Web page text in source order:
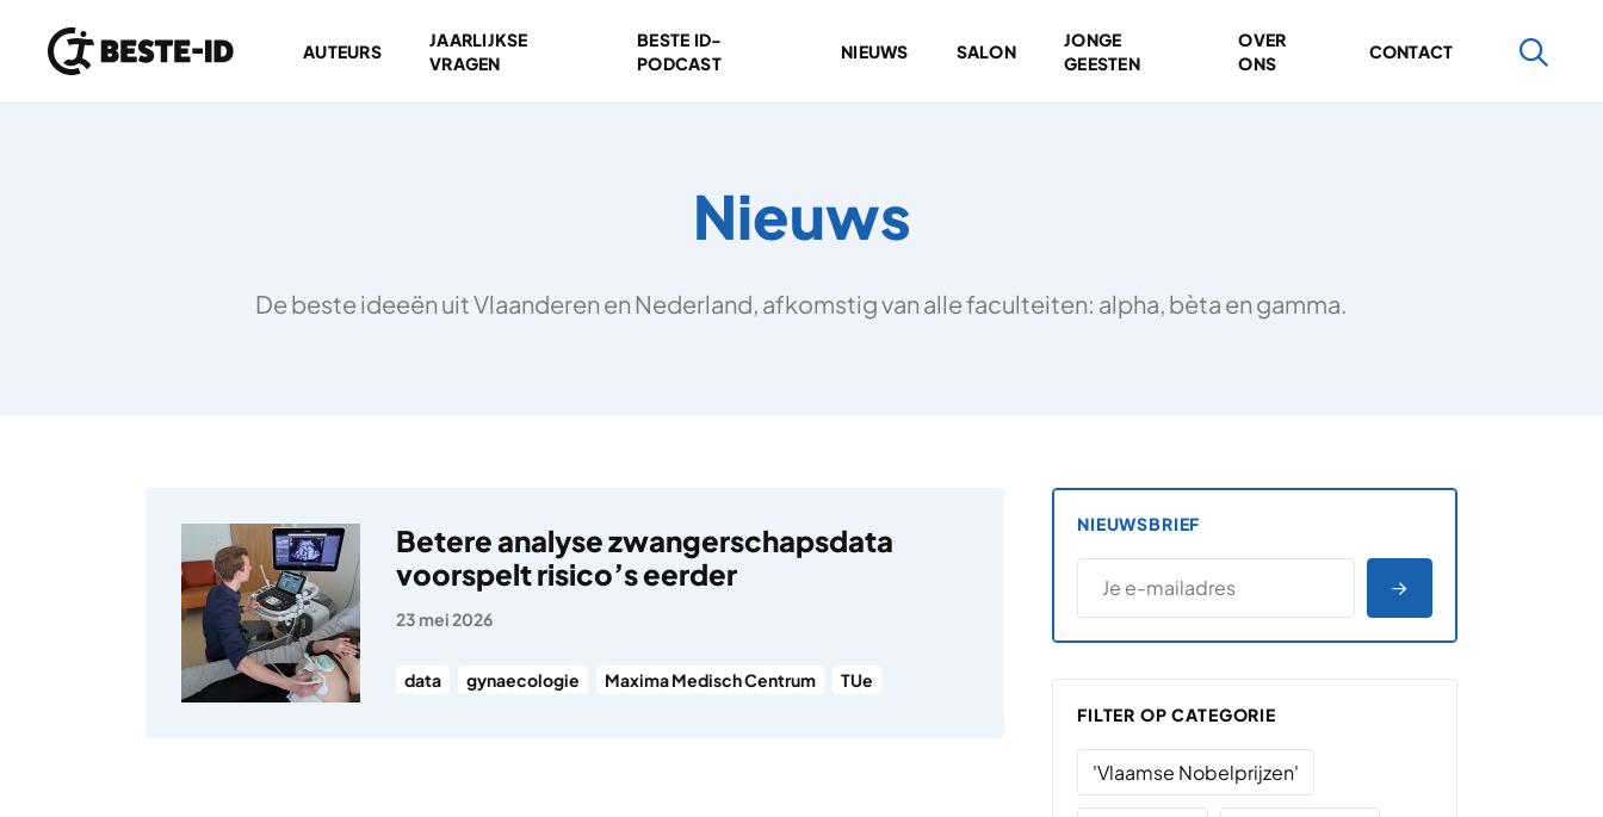
Ga naar inhoud
AUTEURS
JAARLIJKSE
VRAGEN
BESTE ID-
PODCAST
NIEUWS SALON
JONGE
GEESTEN
OVER
ONS
CONTACT
Nieuws
De beste ideeën uit Vlaanderen en Nederland, afkomstig van alle faculteiten: alpha, bèta en gamma.
Betere analyse zwangerschapsdata
voorspelt risico’s eerder
23 mei 2026
data gynaecologie Maxima Medisch Centrum TUe
NIEUWSBRIEF
E-MAILADRES
*
AANMELDEN
FILTER OP CATEGORIE
'Vlaamse Nobelprijzen'